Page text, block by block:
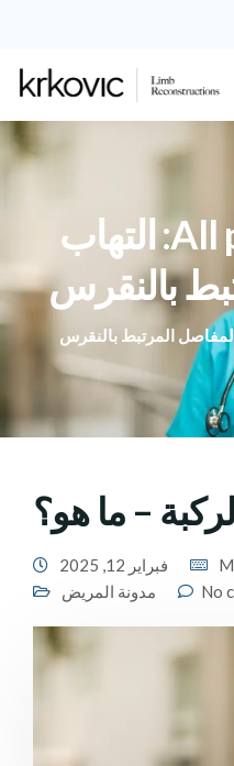
All posts tagged: التهاب
بالنقرس
المرتبط بالنقرس
– ما هو؟
فبراير 12, 2025
مدونة المريض
No